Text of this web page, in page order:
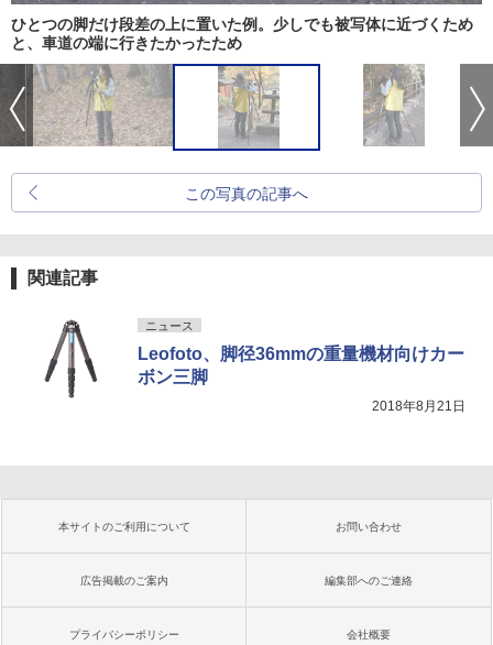
ひとつの脚だけ段差の上に置いた例。少しでも被写体に近づくため
と、車道の端に行きたかったため
この写真の記事へ
関連記事
ニュース
Leofoto、脚径36mmの重量機材向けカー
ボン三脚
2018年8月21日
本サイトのご利用について お問い合わせ
広告掲載のご案内 編集部へのご連絡
プライバシーポリシー 会社概要